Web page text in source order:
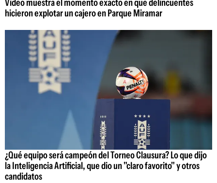
hicieron explotar un cajero en Parque Miramar
¿Qué equipo será campeón del Torneo Clausura? Lo que dijo
la Inteligencia Artificial, que dio un "claro favorito" y otros
candidatos